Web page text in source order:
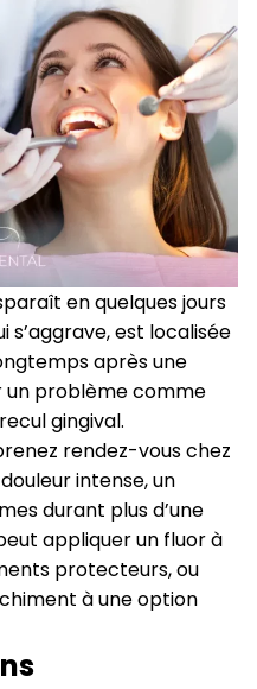
en quelques jours
s’aggrave, est localisée
après une
un problème comme
gingival.
rendez-vous chez
intense, un
durant plus d’une
appliquer un fluor à
protecteurs, ou
à une option